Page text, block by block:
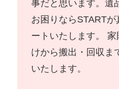
事だと思います。遺
お困りならSTART
ートいたします。
けから搬出・回収ま
いたします。